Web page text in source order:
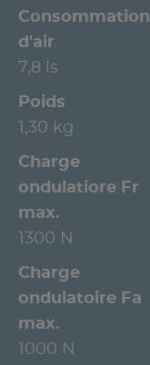
Consommation
d'air
7,8 ls
Poids
1,30 kg
Charge
ondulatiore Fr
max.
1300 N
Charge
ondulatoire Fa
max.
1000 N